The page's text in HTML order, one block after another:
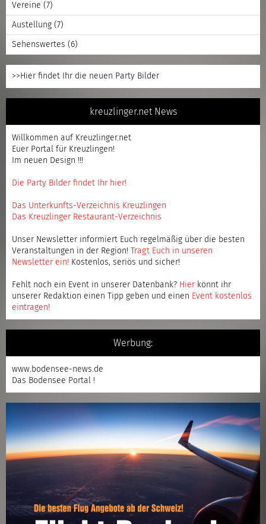
Vereine (7)
Austellung (7)
Sehenswertes (6)
>>Hier findet Ihr die neuen Party Bilder
kreuzlinger.net News
Willkommen auf Kreuzlinger.net
Euer Portal für Kreuzlingen!
Im neuen Design !!!
Die Party Bilder findet Ihr hier!
Das Unterkunfts-Verzeichnis Kreuzlingen
Das Kreuzlinger Restaurant-Verzeichnis
Unser Newsletter informiert Euch regelmäßig über die besten
Veranstaltungen in der Region!
Tragt Euch in unseren
Newsletter ein! Kostenlos, seriös und sicher!
Fehlt noch ein Event in unserer Datenbank? Hier könnt ihr
unserer Redaktion einen Tipp geben und einen Event kostenlos
eintragen!
Werbung:
www.bodensee-news.de
Das Bodensee Portal !